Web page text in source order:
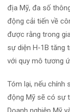
địa Mỹ, đa số
động cải tiến về
được rằng trong
sự diện H-1B tăng
với quy mô tương
Tóm lại, nếu chính
động Mỹ sẽ có sự